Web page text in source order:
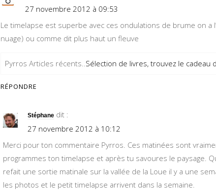
27 novembre 2012 à 09:53
Le timelapse est superbe avec ces ondulations de brume on a
nuage) ou comme dit plus haut un fleuve
Pyrros Articles récents..Sélection de livres, trouvez le
RÉPONDRE
Stéphane dit :
27 novembre 2012 à 10:12
Merci pour ton commentaire Pyrros. Ces matinées sont
programmes ton timelapse et après tu savoures le paysage.
refait une sortie matinale sur la vallée de la Loue il y a une
les photos et le petit timelapse arrivent dans la semaine.